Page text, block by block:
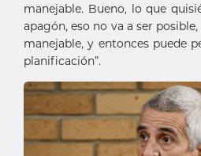
manejable. Bueno, lo que
apagón, eso no va a ser
manejable, y entonces puede
planificación”.